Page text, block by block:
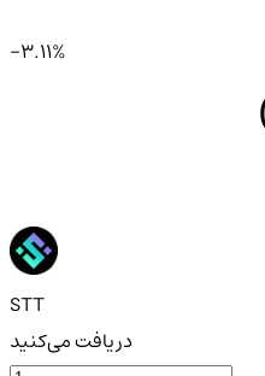
-3.11%
STT
دریافت می‌کنید